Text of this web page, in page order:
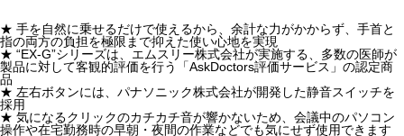
★ 手を自然に乗せるだけで使えるから、余計な力がかからず、手首と
指の両方の負担を極限まで抑えた使い心地を実現
★ “EX-G”シリーズは、エムスリー株式会社が実施する、多数の医師が
製品に対して客観的評価を行う「AskDoctors評価サービス」の認定商
品
★ 左右ボタンには、パナソニック株式会社が開発した静音スイッチを
採用
★ 気になるクリックのカチカチ音が響かないため、会議中のパソコン
操作や在宅勤務時の早朝・夜間の作業などでも気にせず使用できます